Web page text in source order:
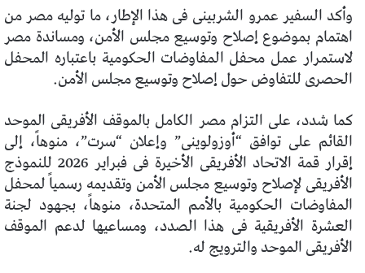
وأكد السفير عمرو الشربينى فى هذا الإطار، ما توليه مصر من
اهتمام بموضوع إصلاح وتوسيع مجلس الأمن، ومساندة مصر
لاستمرار عمل محفل المفاوضات الحكومية باعتباره المحفل
الحصرى للتفاوض حول إصلاح وتوسيع مجلس الأمن.
كما شدد، على التزام مصر الكامل بالموقف الأفريقى الموحد
القائم على توافق “أوزولوينى” وإعلان “سرت”، منوهاً، إلى
إقرار قمة الاتحاد الأفريقى الأخيرة فى فبراير 2026 للنموذج
الأفريقى لإصلاح وتوسيع مجلس الأمن وتقديمه رسمياً لمحفل
المفاوضات الحكومية بالأمم المتحدة، منوهاً، بجهود لجنة
العشرة الأفريقية فى هذا الصدد، ومساعيها لدعم الموقف
الأفريقى الموحد والترويج له.